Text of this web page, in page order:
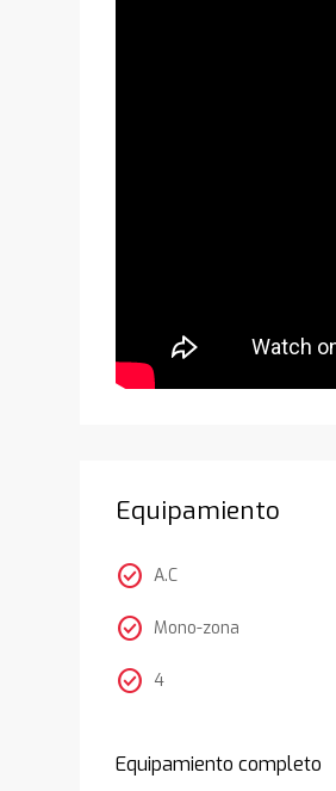
Equipamiento
check_circle A.C
check_circle Mono-zona
check_circle 4
Equipamiento completo